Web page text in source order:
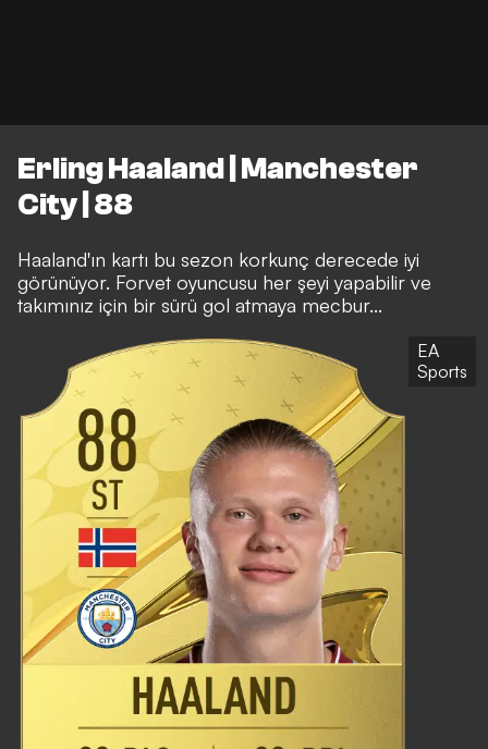
Erling Haaland | Manchester
City | 88
Haaland'ın kartı bu sezon korkunç derecede iyi
görünüyor. Forvet oyuncusu her şeyi yapabilir ve
takımınız için bir sürü gol atmaya mecbur...
EA
Sports